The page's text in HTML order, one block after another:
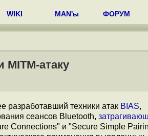
WIKI MAN'ы ФОРУМ
атаку
разработавший техники атак BIAS,
сеансов Bluetooth,
Connections" и "Secure Simple